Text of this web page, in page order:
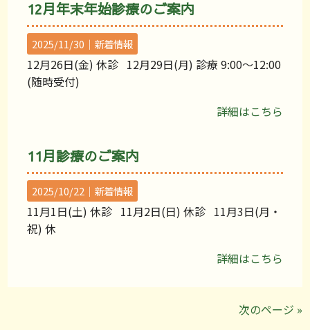
12月年末年始診療のご案内
2025/11/30｜ 新着情報
12月26日(金) 休診 12月29日(月) 診療 9:00〜12:00
(随時受付)
詳細はこちら
11月診療のご案内
2025/10/22｜ 新着情報
11月1日(土) 休診 11月2日(日) 休診 11月3日(月・
祝) 休
詳細はこちら
次のページ »